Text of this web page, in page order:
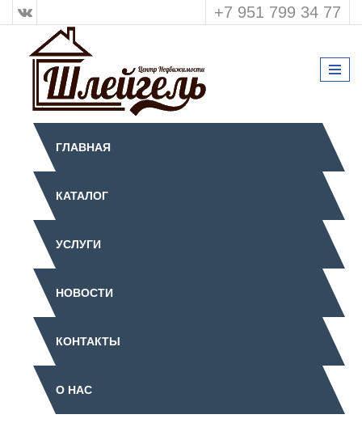
+7 951 799 34 77
ГЛАВНАЯ
КАТАЛОГ
УСЛУГИ
НОВОСТИ
КОНТАКТЫ
О НАС